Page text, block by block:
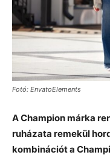
Fotó: EnvatoElements
A Champion márka
ruházata remekül
kombinációt a